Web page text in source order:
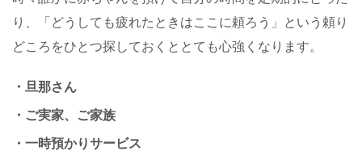
り、「どうしても疲れたときはここに頼ろう」という頼り
どころをひとつ探しておくととても心強くなります。
・旦那さん
・ご実家、ご家族
・一時預かりサービス